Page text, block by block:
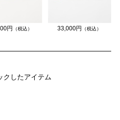
円 （税込） 33,000円 （税込）
クしたアイテム